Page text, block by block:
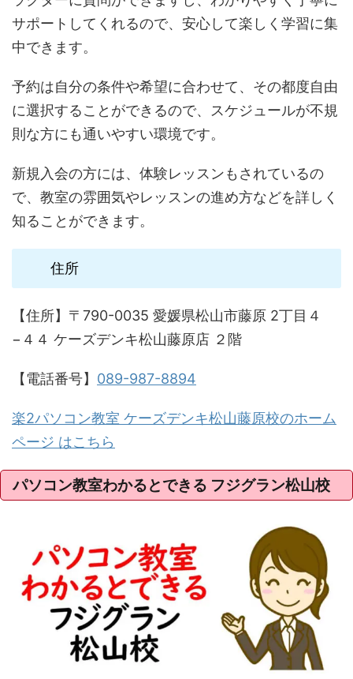
サポートしてくれるので、安心して楽しく学習に集
中できます。
予約は自分の条件や希望に合わせて、その都度自由
に選択することができるので、スケジュールが不規
則な方にも通いやすい環境です。
新規入会の方には、体験レッスンもされているの
で、教室の雰囲気やレッスンの進め方などを詳しく
知ることができます。
住所
【住所】〒790-0035 愛媛県松山市藤原 2丁目４
−４４ ケーズデンキ松山藤原店 ２階
【電話番号】 089-987-8894
楽2パソコン教室 ケーズデンキ松山藤原校のホーム
ページ はこちら
パソコン教室わかるとできる フジグラン松山校